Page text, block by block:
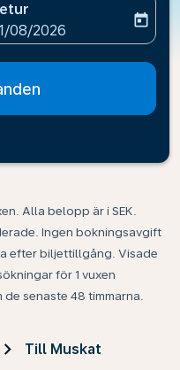
aria-label
booking-return-date-
08/2026
today
Alla belopp är i SEK.
Ingen bokningsavgift
efter biljettillgång. Visade
för 1 vuxen
senaste 48 timmarna.
Till Muskat